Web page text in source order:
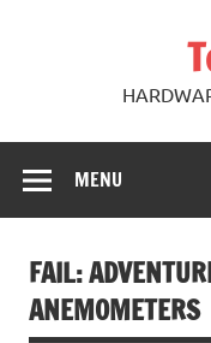
MENU
FAIL:
ANEMOMETERS